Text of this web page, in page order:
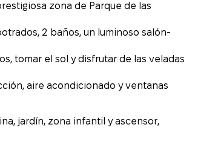
zona de Parque de las
2 baños, un luminoso salón-
tomar el sol y disfrutar de las veladas
aire acondicionado y ventanas
jardín, zona infantil y ascensor,